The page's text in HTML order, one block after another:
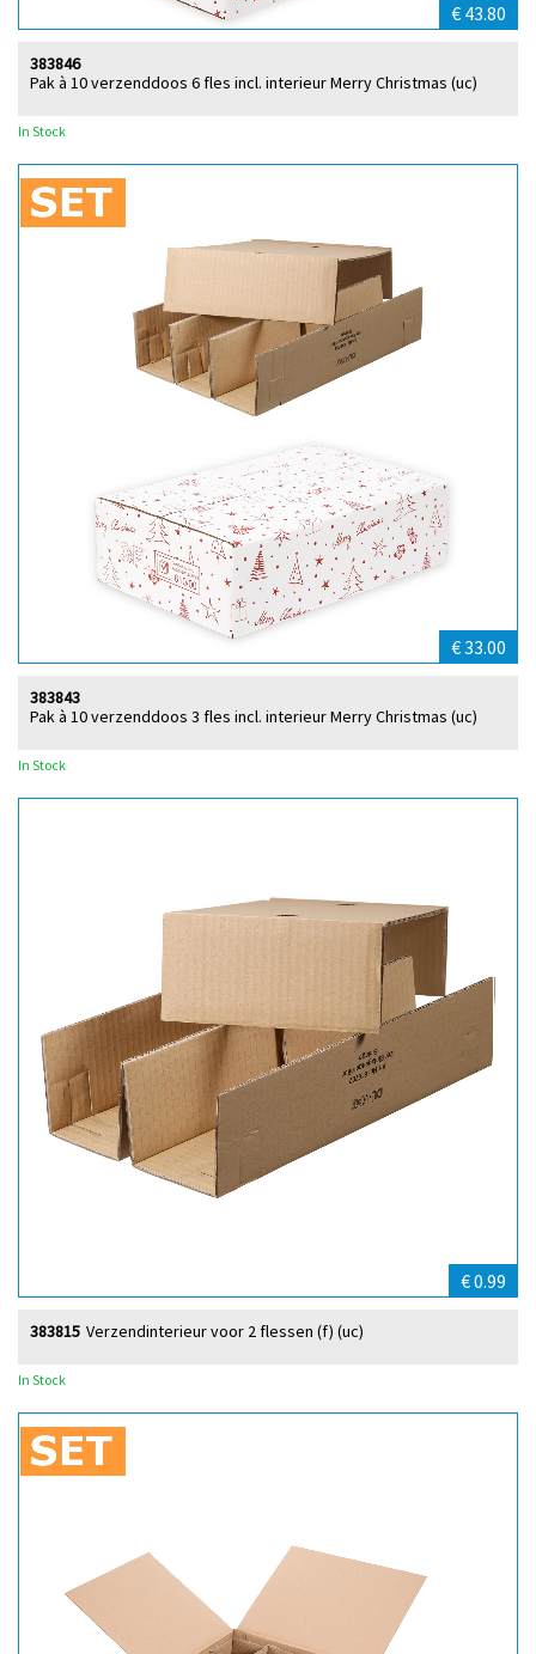
€ 43.80
Pak à 10 verzenddoos 6 fles incl. interieur Merry Christmas (uc)
383846
In Stock
€ 33.00
Pak à 10 verzenddoos 3 fles incl. interieur Merry Christmas (uc)
383843
In Stock
€ 0.99
Verzendinterieur voor 2 flessen (f) (uc)
383815
In Stock